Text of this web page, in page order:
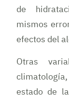
de
mismos
efectos del
Otras
estado de